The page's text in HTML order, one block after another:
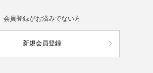
会員登録がお済みでない方
新規会員登録